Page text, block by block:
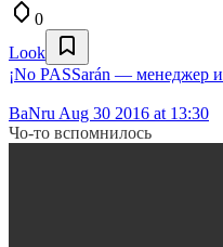
0
Look
¡No PASSarán — менеджер и
BaNru Aug 30 2016 at 13:30
Чо-то вспомнилось